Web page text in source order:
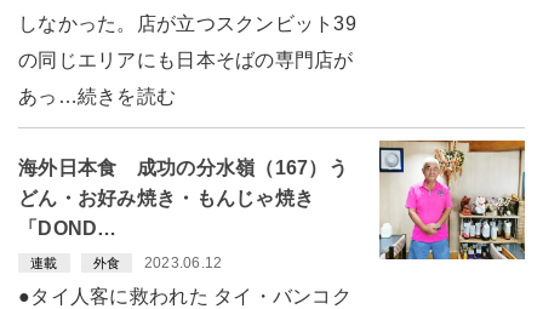
しなかった。店が立つスクンビット39
の同じエリアにも日本そばの専門店が
あっ…続きを読む
海外日本食 成功の分水嶺（167）う
どん・お好み焼き・もんじゃ焼き
「DOND…
連載 外食 2023.06.12
●タイ人客に救われた タイ・バンコク